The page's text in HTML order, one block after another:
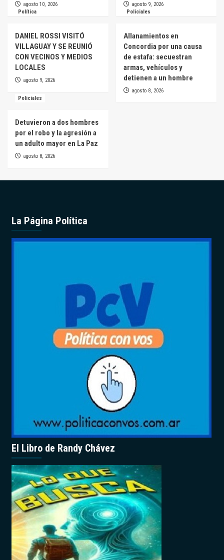
agosto 10, 2026
agosto 9, 2026
Política
DANIEL ROSSI VISITÓ
VILLAGUAY Y SE REUNIÓ
CON VECINOS Y MEDIOS
LOCALES
agosto 9, 2026
Policiales
Allanamientos en
Concordia por una causa
de estafa: secuestran
armas, vehículos y
detienen a un hombre
agosto 8, 2026
Policiales
Detuvieron a dos hombres
por el robo y la agresión a
un adulto mayor en La Paz
agosto 8, 2026
La Página Política
El Libro de Randy Chávez